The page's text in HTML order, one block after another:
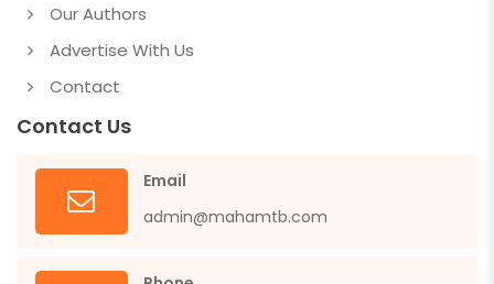
Our Authors
Advertise With Us
Contact
Contact Us
Email
admin@mahamtb.com